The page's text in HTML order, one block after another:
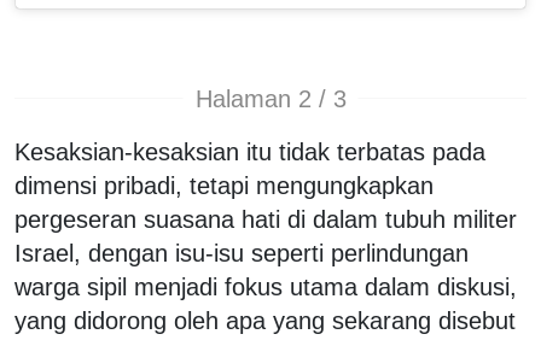
Halaman 2 / 3
Kesaksian-kesaksian itu tidak terbatas pada
dimensi pribadi, tetapi mengungkapkan
pergeseran suasana hati di dalam tubuh militer
Israel, dengan isu-isu seperti perlindungan
warga sipil menjadi fokus utama dalam diskusi,
yang didorong oleh apa yang sekarang disebut